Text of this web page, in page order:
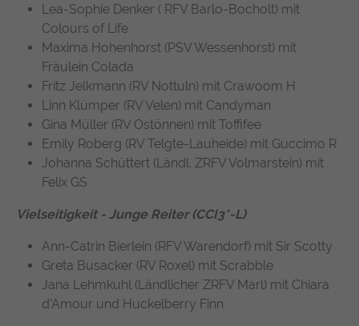
Lea-Sophie Denker ( RFV Barlo-Bocholt) mit
Colours of Life
Maxima Hohenhorst (PSV Wessenhorst) mit
Fräulein Colada
Fritz Jelkmann (RV Nottuln) mit Crawoom H
Linn Klümper (RV Velen) mit Candyman
Gina Müller (RV Ostönnen) mit Toffifee
Emily Roberg (RV Telgte-Lauheide) mit Guccimo R
Johanna Schüttert (Ländl. ZRFV Volmarstein) mit
Felix GS
Vielseitigkeit - Junge Reiter (CCI3*-L)
Ann-Catrin Bierlein (RFV Warendorf) mit Sir Scotty
Greta Busacker (RV Roxel) mit Scrabble
Jana Lehmkuhl (Ländlicher ZRFV Marl) mit Chiara
d'Amour und Huckelberry Finn
Anbieter TYPO3
Zweck
Enthält die gewählten Tracking-Optin-
Einstellungen.
Zweck
durchschnittliche Verweildauer auf der
Website und welche Seiten gelesen
wurden.
Name _pk_ses, _pk_cvar, _pk_hsr
Laufzeit 30 Minuten
Zweck
genutzt, um Seitenabrufe des Besuchers
während der Sitzung nachzuverfolgen.
suchen. Ihre Interaktionen werden anonymisiert, um Ihre
Privatsphäre zu schützen und gleichzeitig den Service zu
Name chatbase_anon_id
Anbieter Chatbase (https://www.chatbase.co)
Laufzeit Session
Zweck
Daten erfasst, um Ihre Erfahrung zu
Nutzer optimal zu gestalten.
Cookie-Informationen anzeigen
Externe Inhalte
Bestimmte Funktionen dienen dazu, Inhalte oder Angebote
(z.B. Videos, Karten), die auf anderen Webseiten (YouTube,
Google Maps) veröffentlicht sind, auch auf unserer
Webseite anzuzeigen und wiederzugeben.
Name YouTube
Anbieter
Google Ireland Limited, Gordon House,
Barrow Street, Dublin 4, Ireland
Laufzeit 1 Jahr
Cookie-Informationen anzeigen